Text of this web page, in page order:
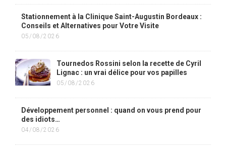
Stationnement à la Clinique Saint-Augustin Bordeaux :
Conseils et Alternatives pour Votre Visite
05/08/2026
Tournedos Rossini selon la recette de Cyril
Lignac : un vrai délice pour vos papilles
05/08/2026
Développement personnel : quand on vous prend pour
des idiots…
04/08/2026